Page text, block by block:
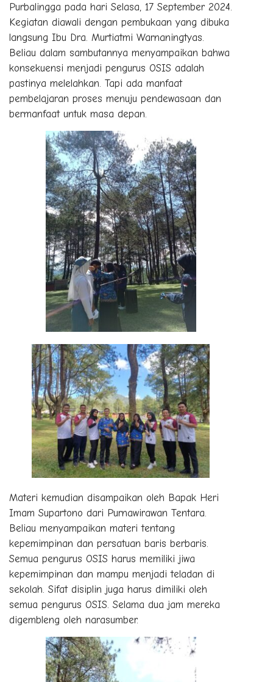
Purbalingga pada hari Selasa, 17 September 2024.
Kegiatan diawali dengan pembukaan yang dibuka
langsung Ibu Dra. Murtiatmi Warnaningtyas.
Beliau dalam sambutannya menyampaikan bahwa
konsekuensi menjadi pengurus OSIS adalah
pastinya melelahkan. Tapi ada manfaat
pembelajaran proses menuju pendewasaan dan
bermanfaat untuk masa depan.
Materi kemudian disampaikan oleh Bapak Heri
Imam Supartono dari Purnawirawan Tentara.
Beliau menyampaikan materi tentang
kepemimpinan dan persatuan baris berbaris.
Semua pengurus OSIS harus memiliki jiwa
kepemimpinan dan mampu menjadi teladan di
sekolah. Sifat disiplin juga harus dimiliki oleh
semua pengurus OSIS. Selama dua jam mereka
digembleng oleh narasumber.